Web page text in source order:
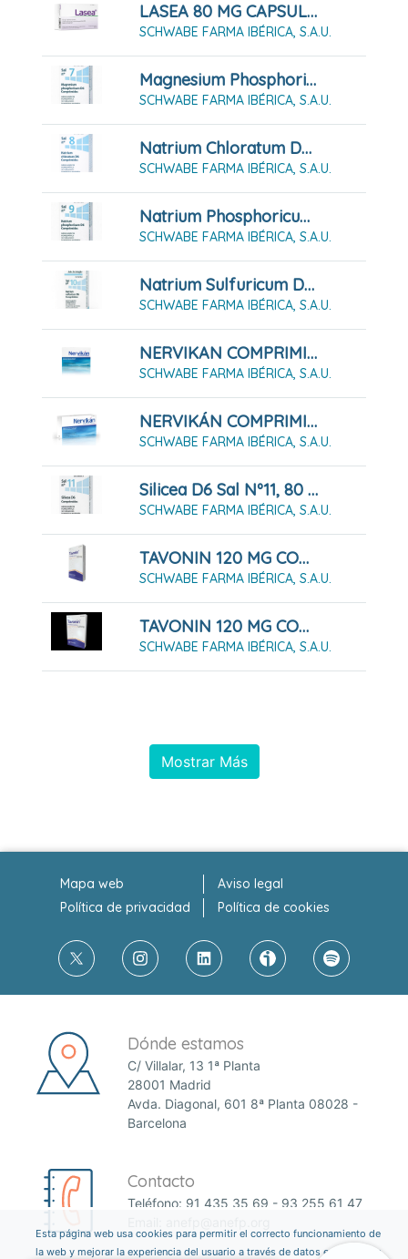
LASEA 80 MG CAPSULAS BLANDAS, 56 Cápsulas
SCHWABE FARMA IBÉRICA, S.A.U.
Magnesium Phosphoricum D6 Sal Nº 7, 80 Comprimidos
SCHWABE FARMA IBÉRICA, S.A.U.
Natrium Chloratum D6 Sal Nº8, 80 Comprimidos
SCHWABE FARMA IBÉRICA, S.A.U.
Natrium Phosphoricum D6 Sal Nº9, 80 Comprimidos
SCHWABE FARMA IBÉRICA, S.A.U.
Natrium Sulfuricum D6 Sal Nº10, 80 Comprimidos
SCHWABE FARMA IBÉRICA, S.A.U.
NERVIKAN COMPRIMIDOS RECUBIERTOS
SCHWABE FARMA IBÉRICA, S.A.U.
NERVIKÁN COMPRIMIDOS RECUBIERTOS, 60 COMPRIMIDOS
SCHWABE FARMA IBÉRICA, S.A.U.
Silicea D6 Sal Nº11, 80 Comprimidos
SCHWABE FARMA IBÉRICA, S.A.U.
TAVONIN 120 MG COMPRIMIDOS, 15 Comprimidos
SCHWABE FARMA IBÉRICA, S.A.U.
TAVONIN 120 MG COMPRIMIDOS, 30 Comprimidos
SCHWABE FARMA IBÉRICA, S.A.U.
Mostrar Más
Mapa web
Aviso legal
Política de privacidad
Política de cookies
Dónde estamos
C/ Villalar, 13 1ª Planta
28001 Madrid
Avda. Diagonal, 601 8ª Planta 08028 -
Barcelona
Contacto
Teléfono: 91 435 35 69 - 93 255 61 47
Esta página web usa cookies para permitir el correcto funcionamiento de
la web y mejorar la experiencia del usuario a través de datos estadísticos.